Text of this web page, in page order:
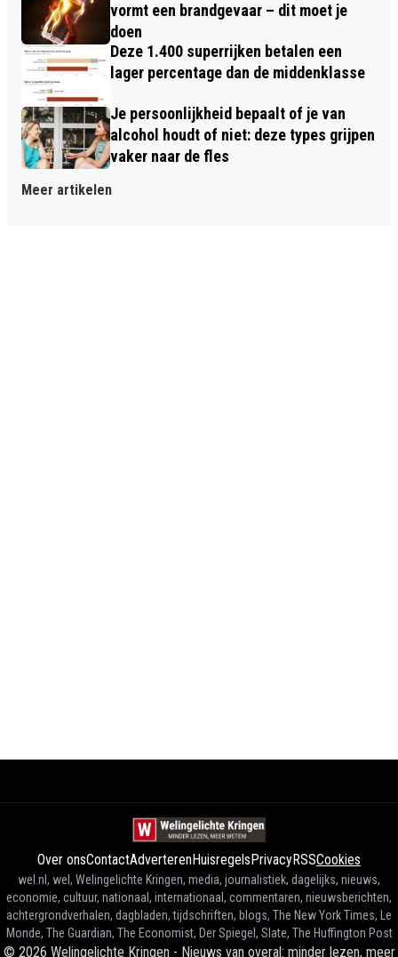
vormt een brandgevaar – dit moet je
doen
Deze 1.400 superrijken betalen een
lager percentage dan de middenklasse
Je persoonlijkheid bepaalt of je van
alcohol houdt of niet: deze types grijpen
vaker naar de fles
Meer artikelen
Over onsContactAdverterenHuisregels PrivacyRSSCookies
wel.nl, wel, Welingelichte Kringen, media, journalistiek, dagelijks, nieuws,
economie, cultuur, nationaal, internationaal, commentaren, nieuwsberichten,
achtergrondverhalen, dagbladen, tijdschriften, blogs, The New York Times, Le
Monde, The Guardian, The Economist, Der Spiegel, Slate, The Huffington Post
© 2026 Welingelichte Kringen - Nieuws van overal: minder lezen, meer